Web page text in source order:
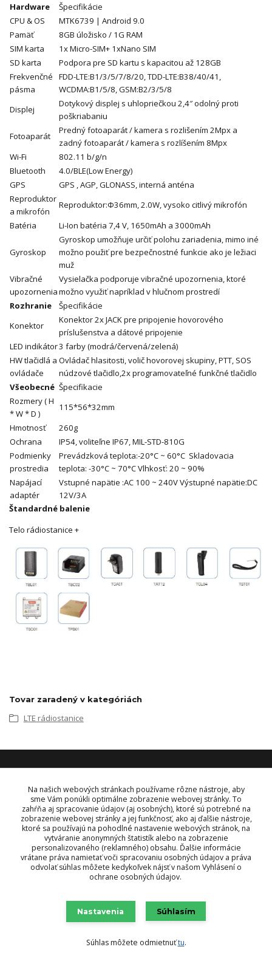
Hardware
Špecifikácie
CPU & OS
MTK6739 | Android 9.0
Pamäť
8GB úložisko / 1G RAM
SIM karta
1x Micro-SIM+ 1xNano SIM
SD karta
Podpora pre SD kartu s kapacitou až 128GB
Frekvenčné
pásma
FDD-LTE:B1/3/5/7/8/20, TDD-LTE:B38/40/41,
WCDMA:B1/5/8, GSM:B2/3/5/8
Displej
Dotykový displej s uhlopriečkou 2,4″ odolný proti
poškriabaniu
Fotoaparát
Predný fotoaparát / kamera s rozlišením 2Mpx a
zadný fotoaparát / kamera s rozlíšením 8Mpx
Wi-Fi
802.11 b/g/n
Bluetooth
4.0/BLE(Low Energy)
GPS
GPS , AGP, GLONASS, interná anténa
Reproduktor
a mikrofón
Reproduktor:Φ36mm, 2.0W, vysoko citlivý mikrofón
Batéria
Li-Ion batéria 7,4 V, 1650mAh a 3000mAh
Gyroskop
Gyroskop umožňuje určiť polohu zariadenia, mimo iné
možno použiť pre bezpečnostné funkcie ako je ležiaci
muž
Vibračné
upozornenia
Vysielačka podporuje vibračné upozornenia, ktoré
možno využiť napríklad v hlučnom prostredí
Rozhranie
Špecifikácie
Konektor
Konektor 2x JACK pre pripojenie hovorového
príslušenstva a dátové pripojenie
LED indikátor3 farby (modrá/červená/zelená)
HW tlačidlá a
ovládače
Ovládač hlasitosti, volič hovorovej skupiny, PTT, SOS
núdzové tlačidlo,2x programovateľné funkčné tlačidlo
Všeobecné Špecifikacie
Rozmery ( H
* W * D )
115*56*32mm
Hmotnosť
260g
Ochrana
IP54, voliteľne IP67, MIL-STD-810G
Podmienky
prostredia
Prevádzková teplota:-20°C ~ 60°C Skladovacia
teplota: -30°C ~ 70°C Vlhkosť: 20 ~ 90%
Napájací
adaptér
Vstupné napätie :AC 100 ~ 240V Výstupné napätie:DC
12V/3A
Štandardné balenie
Telo rádiostanice +
Tovar zaradený v kategóriách
LTE rádiostanice
KONTAKT
OBJEDNÁVKY A INFORMÁCIE
+421 948 229 224
info@vysielacky.com
Vytvorené na Eshop-rychlo.sk
Na našich webových stránkach používame rôzne nástroje, aby
sme Vám ponúkli optimálne zobrazenie webovej stránky. To
zahŕňa aj spracovanie údajov (aj osobných), ktoré sú potrebné na
zobrazenie webovej stránky a jej funkčnosť, ako aj ďalšie nástroje,
ktoré sa používajú na pohodlné nastavenie webových stránok, na
vytváranie anonymných štatistík alebo na zobrazenie
personalizovaného (reklamného) obsahu. Ďalšie informácie
vrátane práva namietať voči spracovaniu osobných údajov a práva
odvolať súhlas môžete kedykoľvek nájsť v našom Vyhlásení o
ochrane osobných údajov.
Nastavenia Súhlasím
Súhlas môžete odmietnuťtu.